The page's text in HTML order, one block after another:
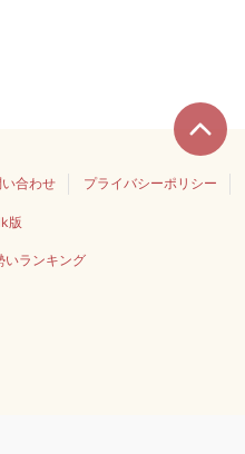
い合わせ プライバシーポリシー
版
ランキング